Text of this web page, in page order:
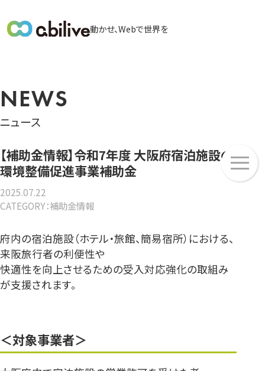
動かせ、Webで世界を
メ
ニ
ュ
ー
ニ
ュ
NEWS
ニュース
【補助金情報】令和7年度 大阪府宿泊施設の
環境整備促進事業補助金
2025.07.22
CATEGORY：補助金情報
府内の宿泊施設（ホテル・旅館、簡易宿所）における、
来阪旅行者の利便性や
快適性を向上させるための受入対応強化の取組み
が支援されます。
＜対象事業者＞